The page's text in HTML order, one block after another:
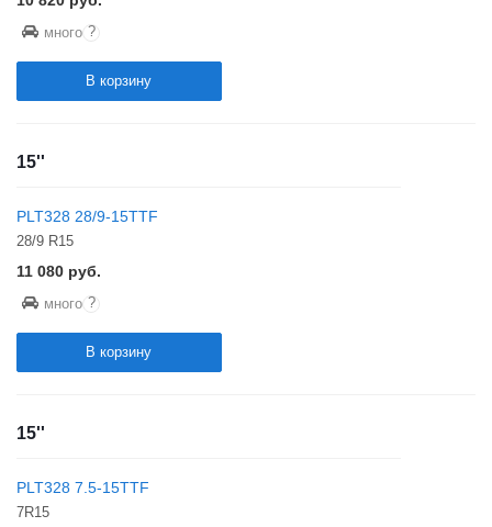
много ?
В корзину
15''
PLT328 28/9-15TTF
28/9 R15
11 080 руб.
много ?
В корзину
15''
PLT328 7.5-15TTF
7R15